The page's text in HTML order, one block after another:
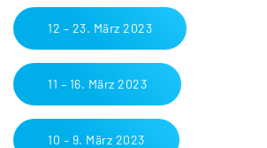
12 – 23. März 2023
11 – 16. März 2023
10 – 9. März 2023